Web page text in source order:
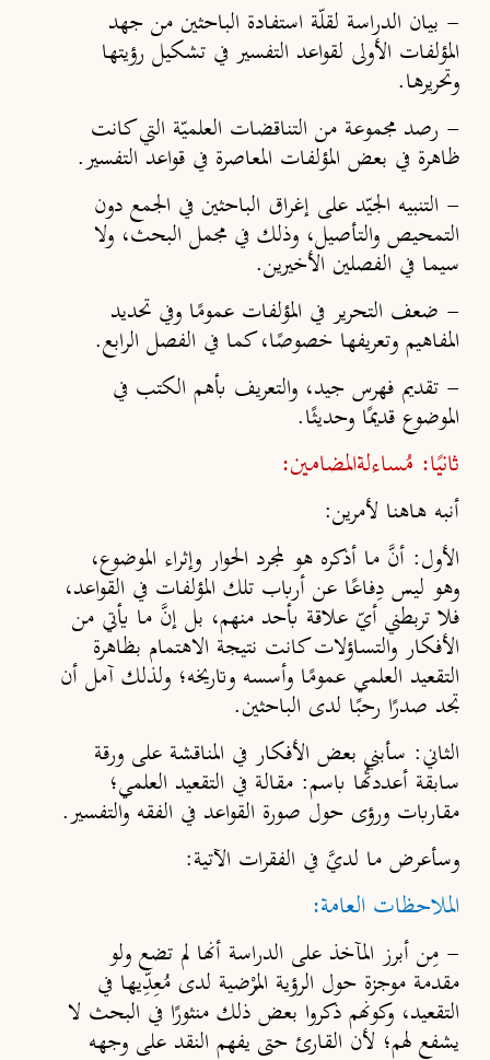
- بيان الدراسة لقلّة استفادة الباحثين من جهد
المؤلفات الأولى لقواعد التفسير في تشكيل رؤيتها
وتحريرها.
- رصد مجموعة من التناقضات العلميّة التي كانت
ظاهرة في بعض المؤلفات المعاصرة في قواعد التفسير.
- التنبيه الجيّد على إغراق الباحثين في الجمع دون
التمحيص والتأصيل، وذلك في مجمل البحث، ولا
سيما في الفصلين الأخيرين.
- ضعف التحرير في المؤلفات عمومًا وفي تحديد
المفاهيم وتعريفها خصوصًا، كما في الفصل الرابع.
- تقديم فهرس جيد، والتعريف بأهم الكتب في
الموضوع قديمًا وحديثًا.
ثانيًا: مُساءلةالمضامين:
أنبه هاهنا لأمرين:
الأول: أنَّ ما أذكره هو لمجرد الحوار وإثراء الموضوع،
وهو ليس دِفاعًا عن أرباب تلك المؤلفات في القواعد،
فلا تربطني أيّ علاقة بأحد منهم، بل إنَّ ما يأتي من
الأفكار والتساؤلات كانت نتيجة الاهتمام بظاهرة
التقعيد العلمي عمومًا وأسسه وتاريخه؛ ولذلك آمل أن
تجد صدرًا رحبًا لدى الباحثين.
الثاني: سأبني بعض الأفكار في المناقشة على ورقة
سابقة أعددتُها باسم: مقالة في التقعيد العلمي؛
مقاربات ورؤى حول صورة القواعد في الفقه والتفسير.
وسأعرض ما لديَّ في الفقرات الآتية:
الملاحظات العامة:
- مِن أبرز المآخذ على الدراسة أنها لم تضع ولو
مقدمة موجزة حول الرؤية المُرْضية لدى مُعِدِّيها في
التقعيد، وكونهم ذكروا بعض ذلك منثورًا في البحث لا
يشفع لهم؛ لأن القارئ حتى يفهم النقد على وجهه